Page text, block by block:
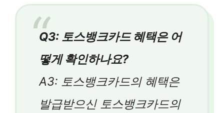
Q3: 토스뱅크카드 혜택은 어
떻게 확인하나요?
A3: 토스뱅크카드의 혜택은
발급받으신 토스뱅크카드의